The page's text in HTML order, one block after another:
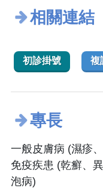
相關連結
初診掛號 複
專長
一般皮膚病 (濕疹
免疫疾患 (乾癬、
泡病)